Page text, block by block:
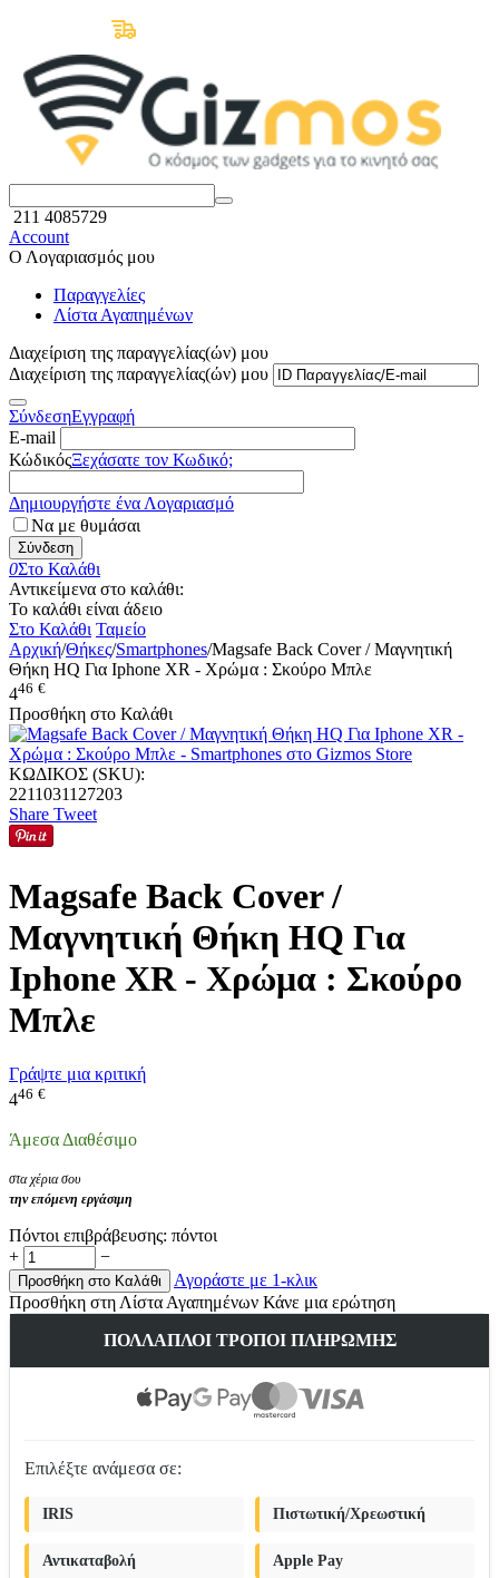
211 4085729
Account
Ο Λογαριασμός μου
Παραγγελίες
Λίστα Αγαπημένων
Διαχείριση της παραγγελίας(ών) μου
Διαχείριση της παραγγελίας(ών) μου
ΣύνδεσηΕγγραφή
E-mail
ΚώδικόςΞεχάσατε τον Κωδικό;
Δημιουργήστε ένα Λογαριασμό
Να με θυμάσαι
Σύνδεση
0Στο Καλάθι
Αντικείμενα στο καλάθι:
Το καλάθι είναι άδειο
Στο Καλάθι Ταμείο
Αρχική/Θήκες/Smartphones/Magsafe Back Cover / Μαγνητική
Θήκη HQ Για Iphone XR - Χρώμα : Σκούρο Μπλε
446 €
Προσθήκη στο Καλάθι
ΚΩΔΙΚΟΣ (SKU):
2211031127203
Share Tweet
Magsafe Back Cover /
Μαγνητική Θήκη HQ Για
Iphone XR - Χρώμα : Σκούρο
Μπλε
Γράψτε μια κριτική
446 €
Άμεσα Διαθέσιμο
στα χέρια σου
την επόμενη εργάσιμη
Πόντοι επιβράβευσης: πόντοι
+
−
Προσθήκη στο Καλάθι
Αγοράστε με 1-κλικ
Προσθήκη στη Λίστα Αγαπημένων Κάνε μια ερώτηση
ΠΟΛΛΑΠΛΟΊ ΤΡΌΠΟΙ ΠΛΗΡΩΜΉΣ
Επιλέξτε ανάμεσα σε:
IRIS Πιστωτική/Χρεωστική
Αντικαταβολή Apple Pay